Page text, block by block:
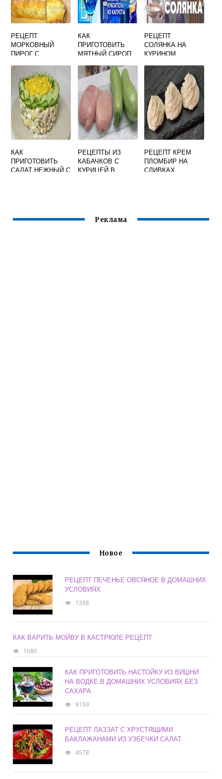
РЕЦЕПТ
МОРКОВНЫЙ
ПИРОГ С
КАК
ПРИГОТОВИТЬ
МЯТНЫЙ СИРОП
МЯТЫ В
ДОМАШНИХ
УСЛОВИЯХ
РЕЦЕПТ
СОЛЯНКА НА
КУРИНОМ
КАК
ПРИГОТОВИТЬ
САЛАТ НЕЖНЫЙ С
РЕЦЕПТЫ ИЗ
КАБАЧКОВ С
КУРИЦЕЙ В
РЕЦЕПТ КРЕМ
ПЛОМБИР НА
СЛИВКАХ
Реклама
Новое
РЕЦЕПТ ПЕЧЕНЬЕ ОВСЯНОЕ В ДОМАШНИХ
УСЛОВИЯХ
1358
КАК ВАРИТЬ МОЙВУ В КАСТРЮЛЕ РЕЦЕПТ
1080
КАК ПРИГОТОВИТЬ НАСТОЙКУ ИЗ ВИШНИ
НА ВОДКЕ В ДОМАШНИХ УСЛОВИЯХ БЕЗ
САХАРА
9159
РЕЦЕПТ ЛАЗЗАТ С ХРУСТЯЩИМИ
БАКЛАЖАНАМИ ИЗ УЗБЕЧКИ САЛАТ
4578